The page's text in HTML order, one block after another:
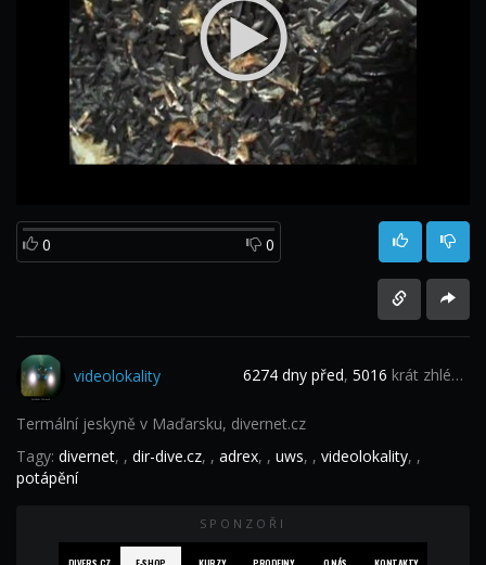
0 0
videolokality 6274 dny před, 5016 krát zhlédnuto
Termální jeskyně v Maďarsku, divernet.cz
Tagy: divernet, , dir-dive.cz, , adrex, , uws, , videolokality, ,
potápění
SPONZOŘI